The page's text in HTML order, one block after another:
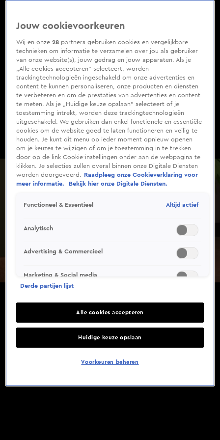
minute,
seconds
Jouw cookievoorkeuren
Wij en onze28 partners gebruiken cookies en vergelijkbare
technieken om informatie te verzamelen over jou als gebruiker
van onze website(s), jouw gedrag en jouw apparaten. Als je
„Alle cookies accepteren” selecteert, worden
trackingtechnologieën ingeschakeld om onze advertenties en
content te kunnen personaliseren, onze producten en diensten
te verbeteren en om de prestaties van advertenties en content
te meten. Als je „Huidige keuze opslaan” selecteert of je
toestemming intrekt, worden deze trackingtechnologieën
uitgeschakeld. We gebruiken dan enkel functionele en essentiële
cookies om de website goed te laten functioneren en veilig te
houden. Je kunt dit menu op ieder moment opnieuw openen
om je keuzes te wijzigen of om je toestemming in te trekken
door op de link Cookie-instellingen onder aan de webpagina te
klikken. Je selecties zullen overal binnen onze Digitale Diensten
worden doorgevoerd.
Raadpleeg onze Cookieverklaring voor
meer informatie.
Bekijk hier onze Digitale Diensten.
Functioneel & Essentieel Altijd actief
Analytisch
Advertising & Commercieel
Marketing & Social media
Derde partijen lijst
Alle cookies accepteren
Huidige keuze opslaan
Voorkeuren beheren